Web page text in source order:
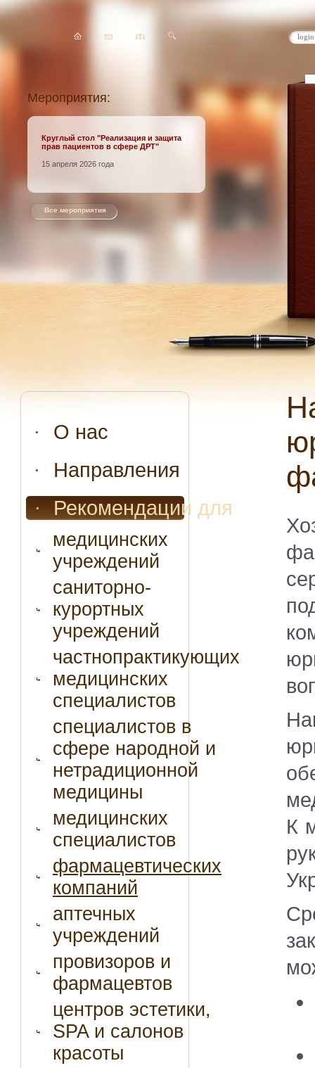
Мероприятия:
Круглый стол "Реализация и защита
прав пациентов в сфере ДРТ"
15 апреля 2026 года
Все мероприятия
О нас
Направления
Рекомендации для
медицинских
учреждений
саниторно-
курортных
учреждений
частнопрактикующих
медицинских
специалистов
специалистов в
сфере народной и
нетрадиционной
медицины
медицинских
специалистов
фармацевтических
компаний
аптечных
учреждений
провизоров и
фармацевтов
центров эстетики,
SPA и салонов
красоты
Наиболее популярные
К